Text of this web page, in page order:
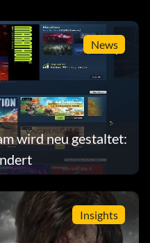
News
wird neu gestaltet:
Insights